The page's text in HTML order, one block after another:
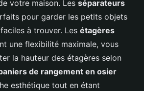
votre maison. Les séparateurs
pour garder les petits objets
à trouver. Les étagères
une flexibilité maximale, vous
la hauteur des étagères selon
de rangement en osier
esthétique tout en étant